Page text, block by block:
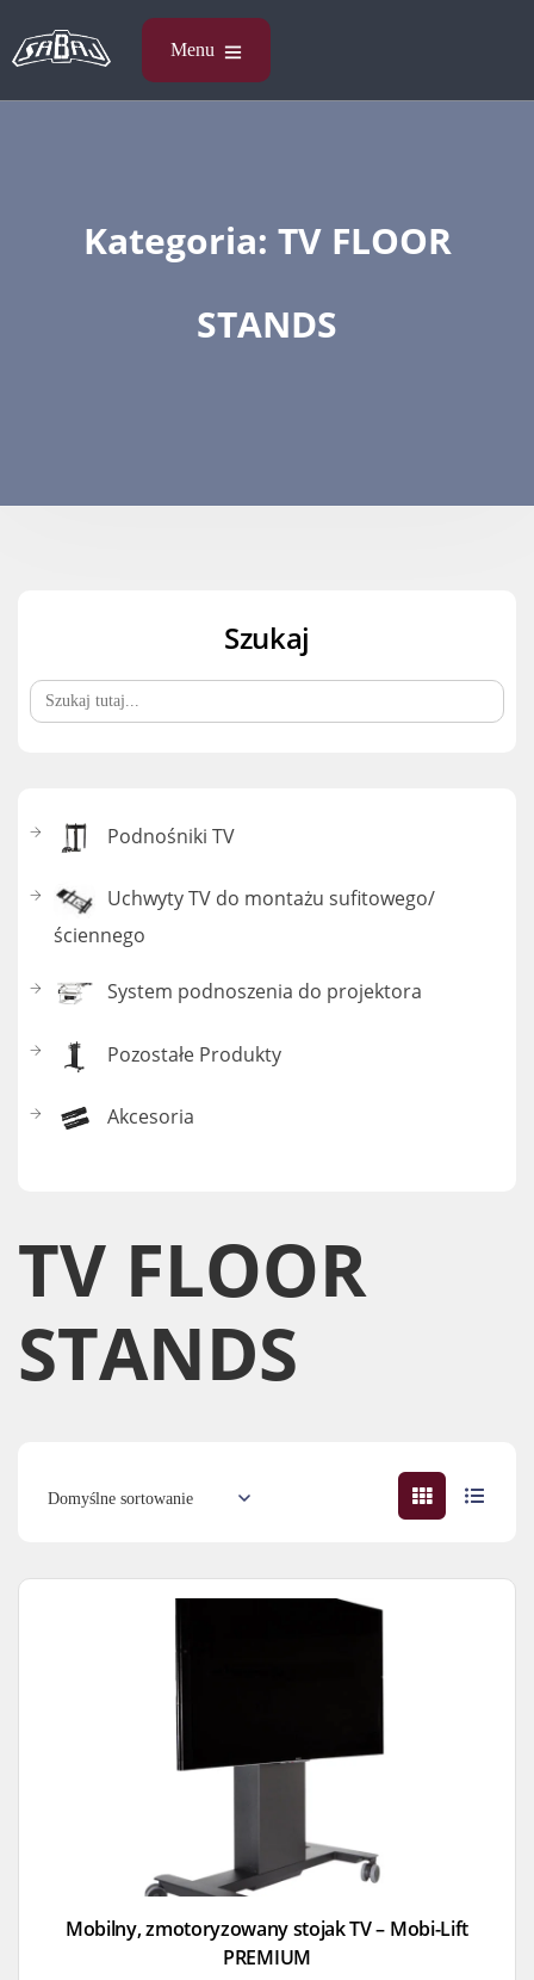
Kategoria: TV FLOOR
STANDS
TV FLOOR
STANDS
Mobilny, zmotoryzowany stojak TV – Mobi-Lift
PREMIUM
Szukaj
Search
for:
Podnośniki TV
Uchwyty TV do montażu sufitowego/
ściennego
System podnoszenia do projektora
Pozostałe Produkty
Akcesoria